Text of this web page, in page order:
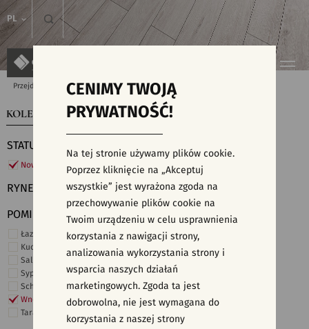
PL
Przejdź do strony głównej Kolekcje
KOLEKCJE WYSZUKIWARKA PŁYTEK
STATUS
Nowości
RYNEK
POMIESZCZENIE
Łazienka
Kuchnia
Salon i hol
Sypialnia
Schody
Wnętrza komercyjne
Taras i ogród
CENIMY TWOJĄ
PRYWATNOŚĆ!
Na tej stronie używamy plików cookie.
Poprzez kliknięcie na „Akceptuj
wszystkie” jest wyrażona zgoda na
przechowywanie plików cookie na
Twoim urządzeniu w celu usprawnienia
korzystania z nawigacji strony,
analizowania wykorzystania strony i
wsparcia naszych działań
marketingowych. Zgoda ta jest
dobrowolna, nie jest wymagana do
korzystania z naszej strony